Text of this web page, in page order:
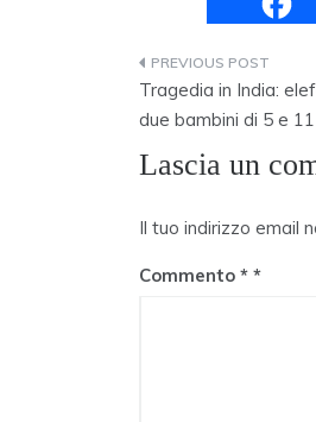
Navigazione
articoli
Tragedia in India:
due bambini di 5 e
Lascia un
Il tuo indirizzo email
Commento *